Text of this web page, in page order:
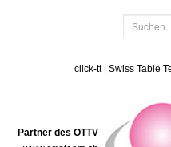
click-tt| Swiss Table
Partner des OTTV